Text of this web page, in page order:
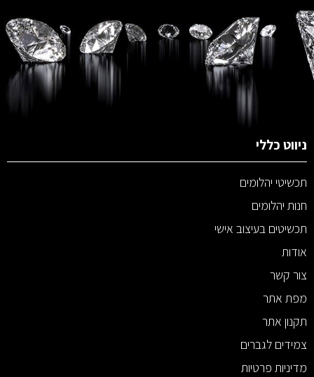
ניווט כללי
תכשיטי יהלומים
חנות יהלומים
תכשיטים בעיצוב אישי
אודות
צור קשר
מפת אתר
תקנון אתר
צמידים לגברים
מדיניות פרטיות